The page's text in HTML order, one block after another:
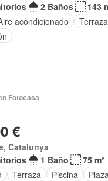
2 Baños
143
acondicionado Terraza
Fotocasa
€
Catalunya
1 Baño
75 m²
Terraza Piscina